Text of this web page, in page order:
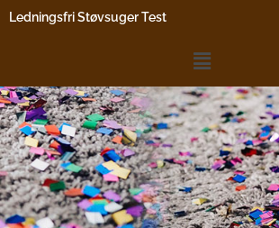
Gå
Ledningsfri Støvsuger Test
Menu